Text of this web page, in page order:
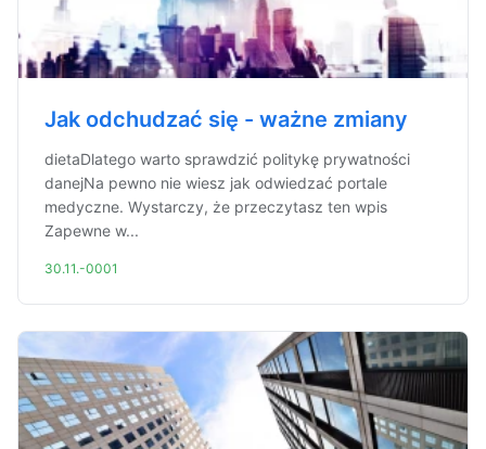
Jak odchudzać się - ważne zmiany
dietaDlatego warto sprawdzić politykę prywatności
danejNa pewno nie wiesz jak odwiedzać portale
medyczne. Wystarczy, że przeczytasz ten wpis
Zapewne w...
30.11.-0001